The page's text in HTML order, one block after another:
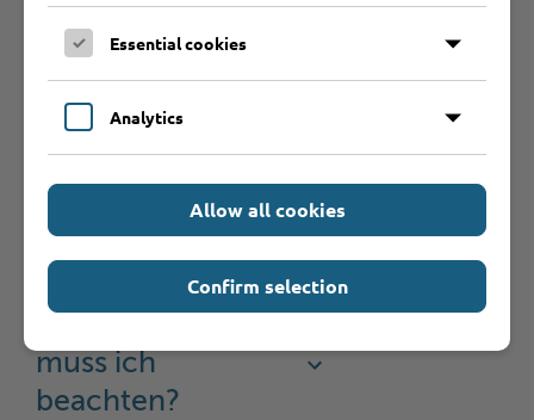
Rechtsgrundlage
Welche
Unterlagen
werden benötigt?
muss ich
beachten?
Essential cookies
Analytics
Allow all cookies
Confirm selection